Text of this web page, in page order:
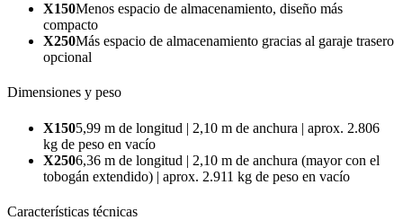
X150Menos espacio de almacenamiento, diseño más
compacto
X250Más espacio de almacenamiento gracias al garaje trasero
opcional
Dimensiones y peso
X1505,99 m de longitud | 2,10 m de anchura | aprox. 2.806
kg de peso en vacío
X2506,36 m de longitud | 2,10 m de anchura (mayor con el
tobogán extendido) | aprox. 2.911 kg de peso en vacío
Características técnicas